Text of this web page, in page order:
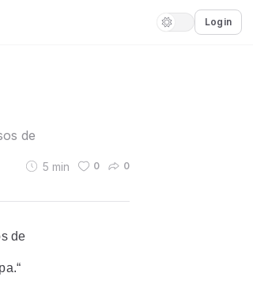
Login
de
5 min 0 0
de